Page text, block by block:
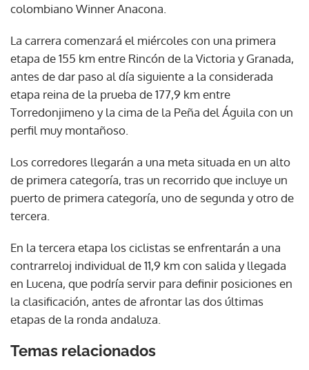
colombiano Winner Anacona.
La carrera comenzará el miércoles con una primera
etapa de 155 km entre Rincón de la Victoria y Granada,
antes de dar paso al día siguiente a la considerada
etapa reina de la prueba de 177,9 km entre
Torredonjimeno y la cima de la Peña del Águila con un
perfil muy montañoso.
Los corredores llegarán a una meta situada en un alto
de primera categoría, tras un recorrido que incluye un
puerto de primera categoría, uno de segunda y otro de
tercera.
En la tercera etapa los ciclistas se enfrentarán a una
contrarreloj individual de 11,9 km con salida y llegada
en Lucena, que podría servir para definir posiciones en
la clasificación, antes de afrontar las dos últimas
etapas de la ronda andaluza.
Temas relacionados